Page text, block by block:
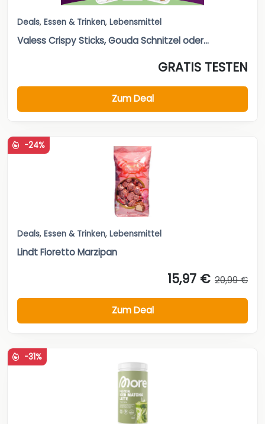
Deals, Essen & Trinken, Lebensmittel
Valess Crispy Sticks, Gouda Schnitzel oder...
GRATIS TESTEN
Zum Deal
-24%
Deals, Essen & Trinken, Lebensmittel
Lindt Fioretto Marzipan
15,97 € 20,99 €
Zum Deal
-31%